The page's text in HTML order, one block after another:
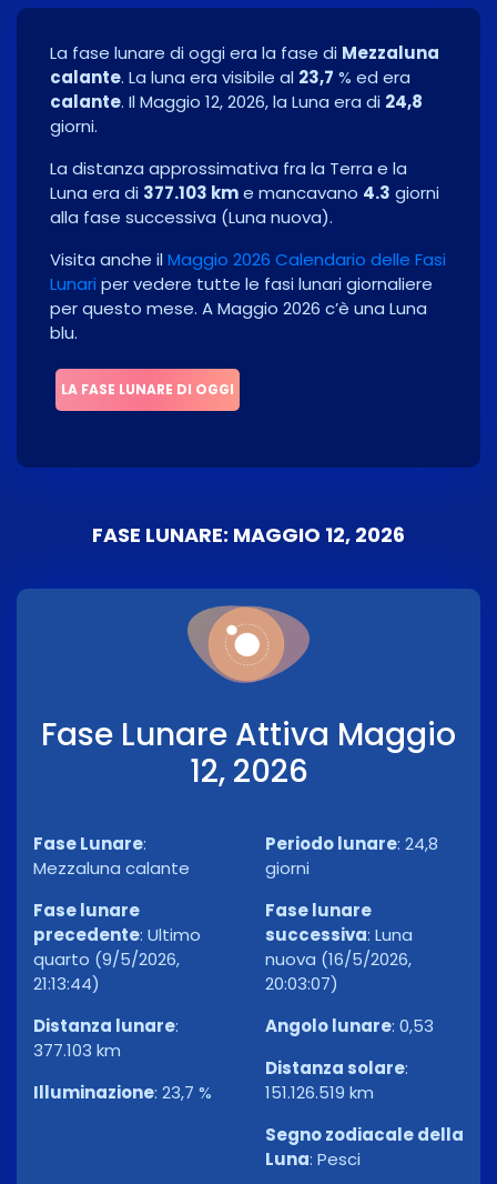
La fase lunare di oggi era la fase di Mezzaluna
calante. La luna era visibile al 23,7 % ed era
calante. Il Maggio 12, 2026, la Luna era di 24,8
giorni.
La distanza approssimativa fra la Terra e la
Luna era di 377.103 kme mancavano 4.3 giorni
alla fase successiva (Luna nuova).
Visita anche il Maggio 2026 Calendario delle Fasi
Lunari per vedere tutte le fasi lunari giornaliere
per questo mese. A Maggio 2026 cʼè una Luna
blu.
LA FASE LUNARE DI OGGI
FASE LUNARE: MAGGIO 12, 2026
Fase Lunare Attiva Maggio
12, 2026
Fase Lunare:
Mezzaluna calante
Fase lunare
precedente: Ultimo
quarto (9/5/2026,
21:13:44)
Distanza lunare:
377.103 km
Illuminazione: 23,7 %
Periodo lunare: 24,8
giorni
Fase lunare
successiva: Luna
nuova (16/5/2026,
20:03:07)
Angolo lunare: 0,53
Distanza solare:
151.126.519 km
Segno zodiacale della
Luna: Pesci